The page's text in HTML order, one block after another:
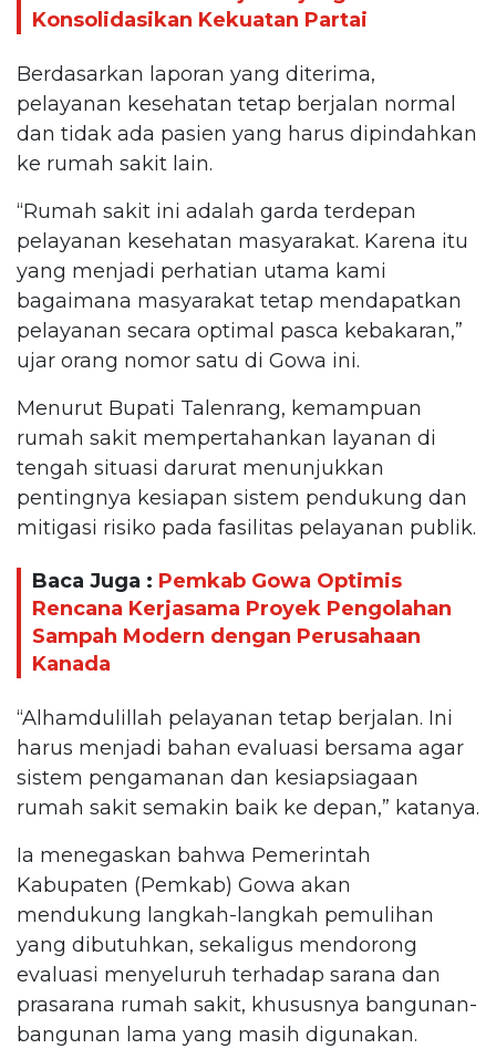
Konsolidasikan Kekuatan Partai
Berdasarkan laporan yang diterima,
pelayanan kesehatan tetap berjalan normal
dan tidak ada pasien yang harus dipindahkan
ke rumah sakit lain.
“Rumah sakit ini adalah garda terdepan
pelayanan kesehatan masyarakat. Karena itu
yang menjadi perhatian utama kami
bagaimana masyarakat tetap mendapatkan
pelayanan secara optimal pasca kebakaran,”
ujar orang nomor satu di Gowa ini.
Menurut Bupati Talenrang, kemampuan
rumah sakit mempertahankan layanan di
tengah situasi darurat menunjukkan
pentingnya kesiapan sistem pendukung dan
mitigasi risiko pada fasilitas pelayanan publik.
Baca Juga : Pemkab Gowa Optimis
Rencana Kerjasama Proyek Pengolahan
Sampah Modern dengan Perusahaan
Kanada
“Alhamdulillah pelayanan tetap berjalan. Ini
harus menjadi bahan evaluasi bersama agar
sistem pengamanan dan kesiapsiagaan
rumah sakit semakin baik ke depan,” katanya.
Ia menegaskan bahwa Pemerintah
Kabupaten (Pemkab) Gowa akan
mendukung langkah-langkah pemulihan
yang dibutuhkan, sekaligus mendorong
evaluasi menyeluruh terhadap sarana dan
prasarana rumah sakit, khususnya bangunan-
bangunan lama yang masih digunakan.